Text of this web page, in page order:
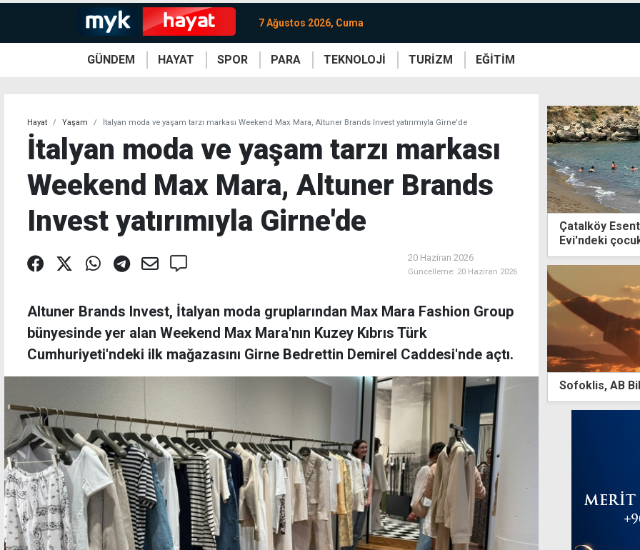
7 Ağustos 2026, Cuma
GÜNDEM HAYAT SPOR PARA TEKNOLOJİ TURİZM EĞİTİM
Hayat Yaşam İtalyan moda ve yaşam tarzı markası Weekend Max Mara, Altuner Brands Invest yatırımıyla Girne'de
İtalyan moda ve yaşam tarzı markası
Weekend Max Mara, Altuner Brands
Invest yatırımıyla Girne'de
20 Haziran 2026
Güncelleme: 20 Haziran 2026
Altuner Brands Invest, İtalyan moda gruplarından Max Mara Fashion Group
bünyesinde yer alan Weekend Max Mara'nın Kuzey Kıbrıs Türk
Cumhuriyeti'ndeki ilk mağazasını Girne Bedrettin Demirel Caddesi'nde açtı.
Çatalköy
Evi'ndeki
Sofoklis, AB